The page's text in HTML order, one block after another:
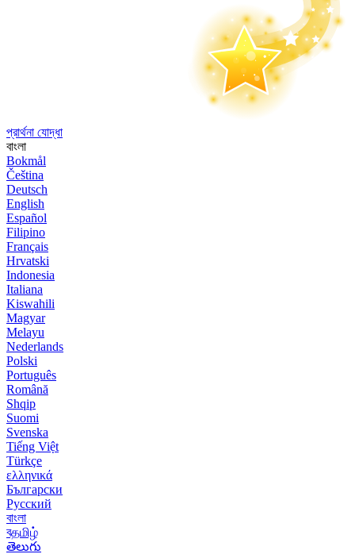
প্রার্থনা যোদ্ধা
বাংলা
Bokmål
Čeština
Deutsch
English
Español
Filipino
Français
Hrvatski
Indonesia
Italiana
Kiswahili
Magyar
Melayu
Nederlands
Polski
Português
Română
Shqip
Suomi
Svenska
Tiếng Việt
Türkçe
ελληνικά
Български
Русский
বাংলা
বதமிழ்
తెలుగు